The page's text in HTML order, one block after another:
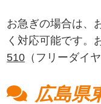
お急ぎの場合は、
く対応可能です。
510 （フリーダイ
広島県